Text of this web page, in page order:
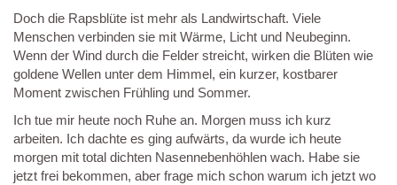
Doch die Rapsblüte ist mehr als Landwirtschaft. Viele
Menschen verbinden sie mit Wärme, Licht und Neubeginn.
Wenn der Wind durch die Felder streicht, wirken die Blüten wie
goldene Wellen unter dem Himmel, ein kurzer, kostbarer
Moment zwischen Frühling und Sommer.
Ich tue mir heute noch Ruhe an. Morgen muss ich kurz
arbeiten. Ich dachte es ging aufwärts, da wurde ich heute
morgen mit total dichten Nasennebenhöhlen wach. Habe sie
jetzt frei bekommen, aber frage mich schon warum ich jetzt wo